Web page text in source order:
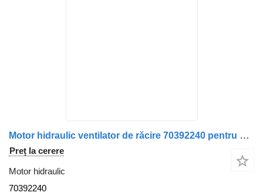
Motor hidraulic ventilator de răcire 70392240 pentru camion Volvo R902420909-18
Preț la cerere
Motor hidraulic
70392240